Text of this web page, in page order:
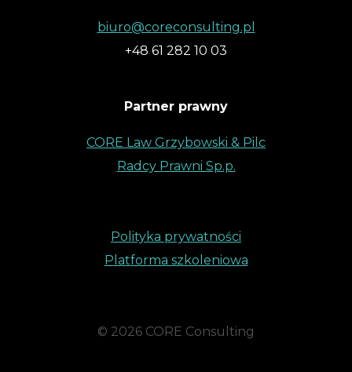
biuro@coreconsulting.pl
+48 61 282 10 03
Partner prawny
CORE Law Grzybowski & Pilc
Radcy Prawni Sp.p.
Polityka prywatności
Platforma szkoleniowa
© 2026 CORE Consulting